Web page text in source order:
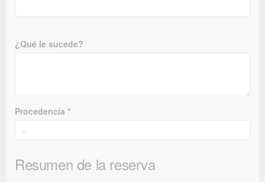
¿Qué le sucede?
Procedencia *
Resumen de la reserva